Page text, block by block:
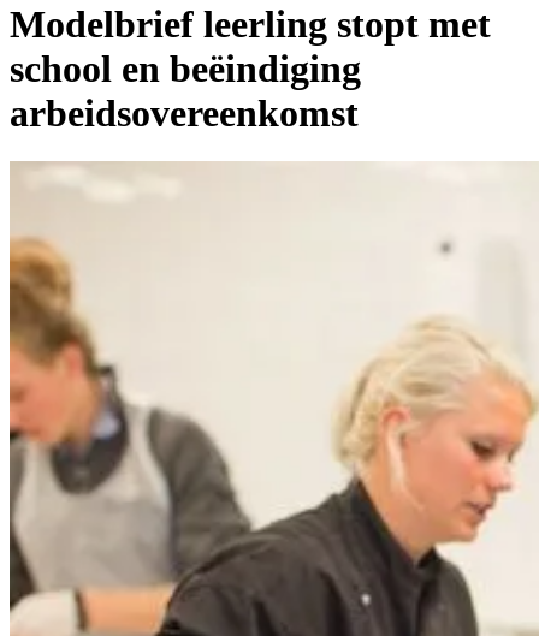
Modelbrief leerling stopt met
school en beëindiging
arbeidsovereenkomst